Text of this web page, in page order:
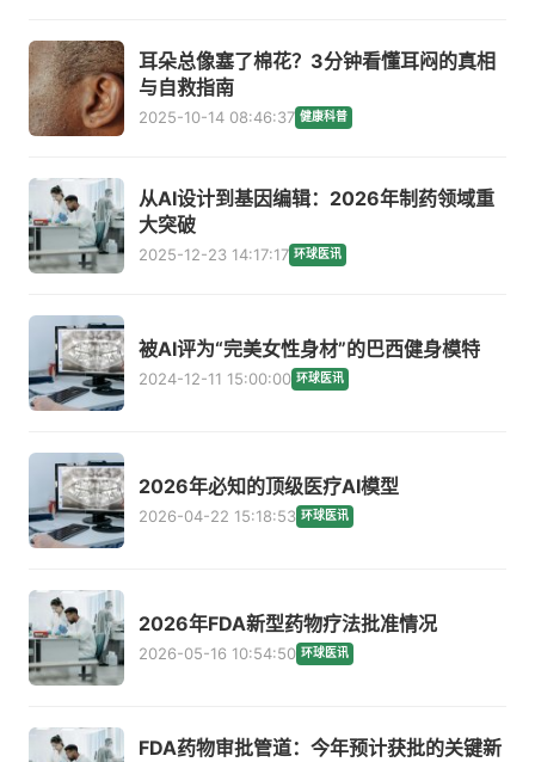
耳朵总像塞了棉花？3分钟看懂耳闷的真相
与自救指南
2025-10-14 08:46:37 健康科普
从AI设计到基因编辑：2026年制药领域重
大突破
2025-12-23 14:17:17 环球医讯
被AI评为“完美女性身材”的巴西健身模特
2024-12-11 15:00:00 环球医讯
2026年必知的顶级医疗AI模型
2026-04-22 15:18:53 环球医讯
2026年FDA新型药物疗法批准情况
2026-05-16 10:54:50 环球医讯
FDA药物审批管道：今年预计获批的关键新